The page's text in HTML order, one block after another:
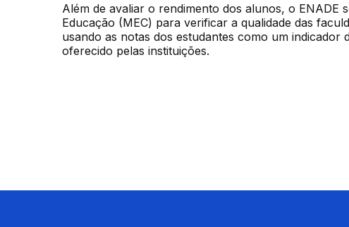
Além de avaliar o rendimento dos alunos, o ENADE
Educação (MEC) para verificar a qualidade das
usando as notas dos estudantes como um indicador
oferecido pelas instituições.